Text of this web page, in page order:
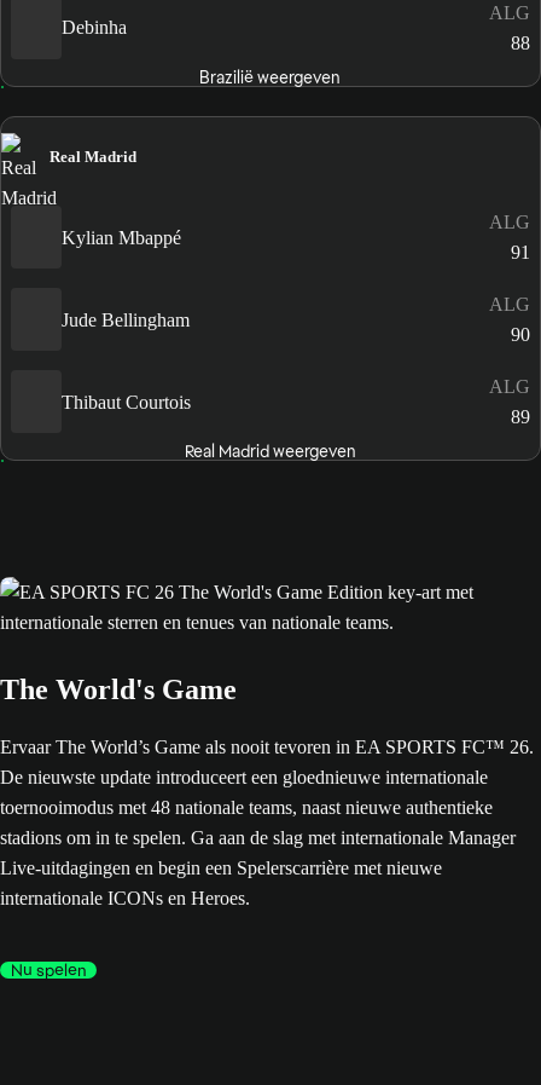
Debinha
ALG
88
Brazilië weergeven
Real Madrid
Kylian Mbappé
ALG
91
Jude Bellingham
ALG
90
Thibaut Courtois
ALG
89
Real Madrid weergeven
The World's Game
Ervaar The World’s Game als nooit tevoren in EA SPORTS FC™ 26.
De nieuwste update introduceert een gloednieuwe internationale
toernooimodus met 48 nationale teams, naast nieuwe authentieke
stadions om in te spelen. Ga aan de slag met internationale Manager
Live-uitdagingen en begin een Spelerscarrière met nieuwe
internationale ICONs en Heroes.
Nu spelen